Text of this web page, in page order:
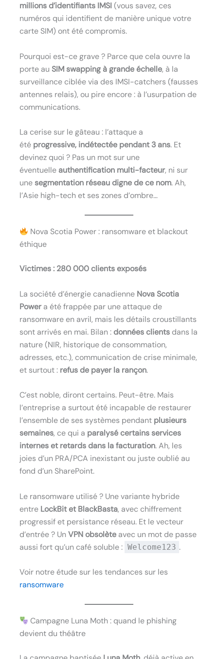
millions d’identifiants IMSI(vous savez, ces
numéros qui identifient de manière unique votre
carte SIM) ont été compromis.
Pourquoi est-ce grave ? Parce que cela ouvre la
porte au SIM swapping à grande échelle, à la
surveillance ciblée via des IMSI-catchers (fausses
antennes relais), ou pire encore : à l’usurpation de
communications.
La cerise sur le gâteau : l’attaque a
été progressive, indétectée pendant 3 ans. Et
devinez quoi ? Pas un mot sur une
éventuelle authentification multi-facteur, ni sur
unesegmentation réseau digne de ce nom. Ah,
l’Asie high-tech et ses zones d’ombre…
Nova Scotia Power : ransomware et blackout
éthique
Victimes : 280 000 clients exposés
La société d’énergie canadienne Nova Scotia
Power a été frappée par une attaque de
ransomware en avril, mais les détails croustillants
sont arrivés en mai. Bilan :données clients dans la
nature (NIR, historique de consommation,
adresses, etc.), communication de crise minimale,
et surtout : refus de payer la rançon.
C’est noble, diront certains. Peut-être. Mais
l’entreprise a surtout été incapable de restaurer
l’ensemble de ses systèmes pendant plusieurs
semaines, ce qui a paralysé certains services
internes et retards dans la facturation. Ah, les
joies d’un PRA/PCA inexistant ou juste oublié au
fond d’un SharePoint.
Le ransomware utilisé ? Une variante hybride
entre LockBit et BlackBasta, avec chiffrement
progressif et persistance réseau. Et le vecteur
d’entrée ? UnVPN obsolète avec un mot de passe
aussi fort qu’un café soluble : Welcome123 .
Voir notre étude sur les tendances sur les
ransomware
Campagne Luna Moth : quand le phishing
devient du théâtre